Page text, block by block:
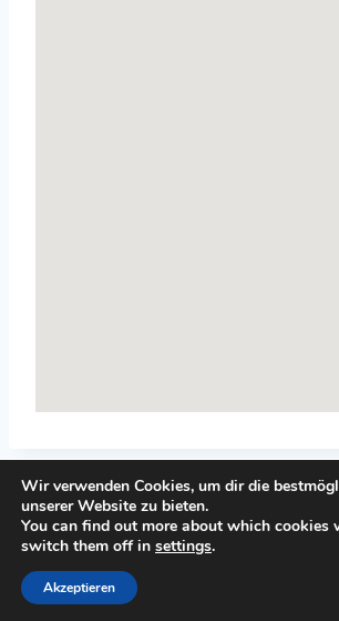
© 2026 Top-Systemisches-
Wir verwenden Cookies, um dir die
unserer Website zu bieten.
You can find out more about which cookies
switch them off in settings.
Akzeptieren